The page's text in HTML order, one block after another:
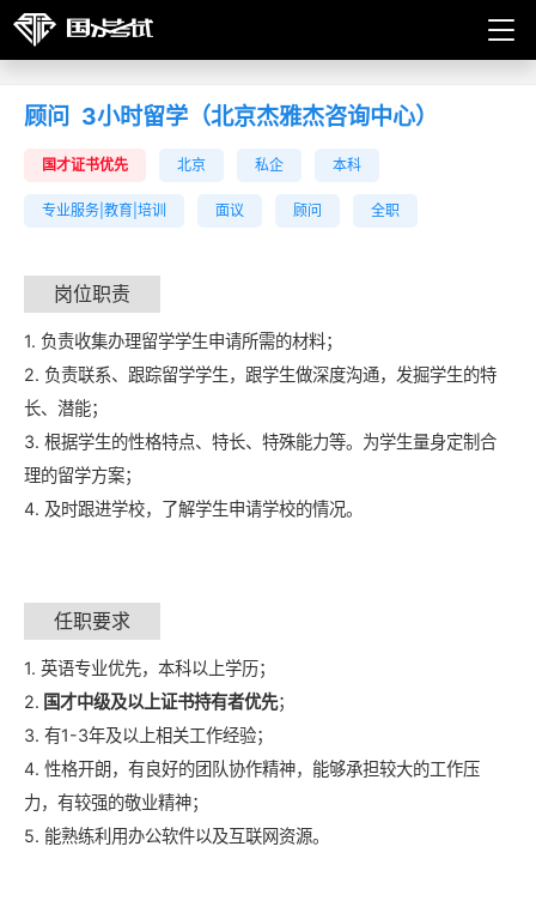
顾问 3小时留学（北京杰雅杰咨询中心）
国才证书优先 北京 私企 本科
专业服务|教育|培训 面议 顾问 全职
岗位职责
1. 负责收集办理留学学生申请所需的材料；
2. 负责联系、跟踪留学学生，跟学生做深度沟通，发掘学生的特
长、潜能；
3. 根据学生的性格特点、特长、特殊能力等。为学生量身定制合
理的留学方案；
4. 及时跟进学校，了解学生申请学校的情况。
任职要求
1. 英语专业优先，本科以上学历；
2. 国才中级及以上证书持有者优先；
3. 有1-3年及以上相关工作经验；
4. 性格开朗，有良好的团队协作精神，能够承担较大的工作压
力，有较强的敬业精神；
5. 能熟练利用办公软件以及互联网资源。